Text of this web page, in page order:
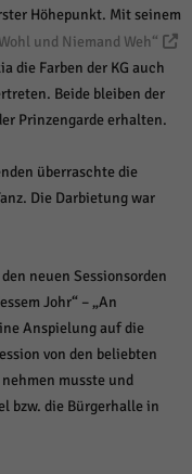
Höhepunkt. Mit seinem
und Niemand Weh“
die Farben der KG auch
Beide bleiben der
Prinzengarde erhalten.
überraschte die
Die Darbietung war
neuen Sessionsorden
Johr“ – „An
Anspielung auf die
von den beliebten
musste und
bzw. die Bürgerhalle in
Diese Informationen helfen
nutzen.
Medien akzeptiert
manuellen Einwilligung
Datenschutzerklärung Impressum